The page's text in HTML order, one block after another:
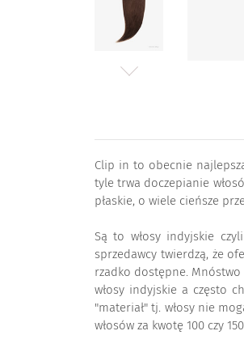
Clip in to obecnie
tyle trwa doczepianie
płaskie, o wiele cieńsze
Są to włosy indyjskie
sprzedawcy twierdzą, że
rzadko dostępne. Mnóstwo
włosy indyjskie a często
"materiał" tj. włosy nie
włosów za kwotę 100 czy